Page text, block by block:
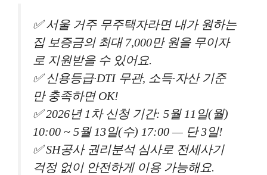
✅ 서울 거주 무주택자라면 내가 원하는
집 보증금의 최대 7,000만 원을 무이자
로 지원받을 수 있어요.
✅ 신용등급·DTI 무관, 소득·자산 기준
만 충족하면 OK!
✅ 2026년 1차 신청 기간: 5월 11일(월)
10:00 ~ 5월 13일(수) 17:00 — 단 3일!
✅ SH공사 권리분석 심사로 전세사기
걱정 없이 안전하게 이용 가능해요.